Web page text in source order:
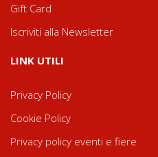
Gift Card
Iscriviti alla Newsletter
LINK UTILI
Privacy Policy
Cookie Policy
Privacy policy eventi e fiere